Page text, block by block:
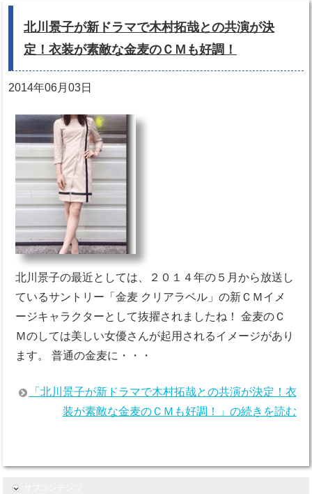
北川景子が新ドラマで木村拓哉との共演が決
定！衣装が素敵な金麦のＣＭも好調！
2014年06月03日
北川景子の最近としては、２０１４年の５月から放送し
ているサントリー「金麦 クリアラベル」の新ＣＭイメ
ージキャラクターとして抜擢されましたね！ 金麦のＣ
Ｍのしては美しい女優さんが起用されるイメージがあり
ます。 普通の金麦に・・・
「北川景子が新ドラマで木村拓哉との共演が決定！衣
装が素敵な金麦のＣＭも好調！」の続きを読む